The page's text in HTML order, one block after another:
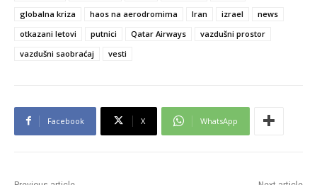
globalna kriza
haos na aerodromima Iran izrael
news
otkazani letovi
putnici Qatar Airways
vazdušni prostor
vazdušni saobraćaj
vesti
Facebook X WhatsApp